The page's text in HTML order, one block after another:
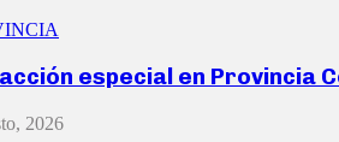
especial en Provincia
2026